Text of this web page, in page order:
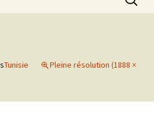
Tunisie
Pleine résolution (1888 ×